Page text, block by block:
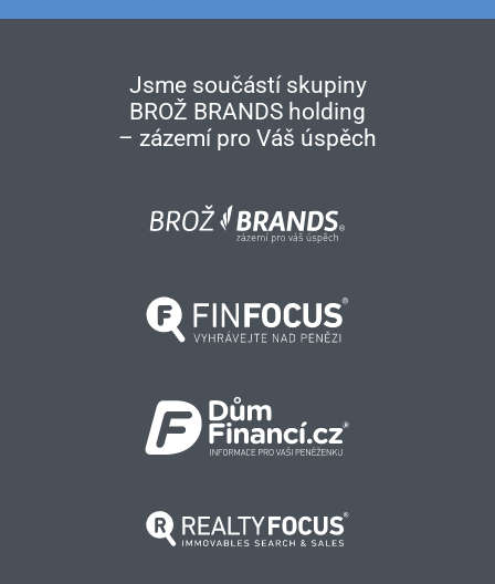
Jsme součástí skupiny
BROŽ BRANDS holding
– zázemí pro Váš úspěch